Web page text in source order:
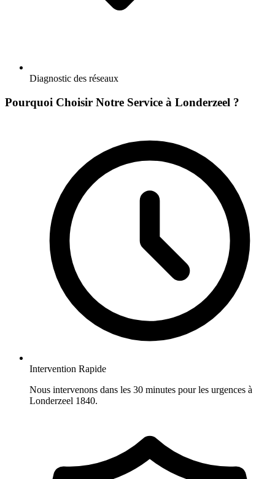
Diagnostic des réseaux
Pourquoi Choisir Notre Service à Londerzeel ?
Intervention Rapide
Nous intervenons dans les 30 minutes pour les urgences à
Londerzeel 1840.